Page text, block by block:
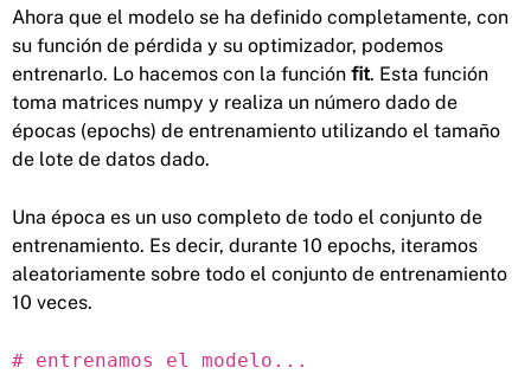
Ahora que el modelo se ha definido completamente, con
su función de pérdida y su optimizador, podemos
entrenarlo. Lo hacemos con la función fit. Esta función
toma matrices numpy y realiza un número dado de
épocas (epochs) de entrenamiento utilizando el tamaño
de lote de datos dado.
Una época es un uso completo de todo el conjunto de
entrenamiento. Es decir, durante 10 epochs, iteramos
aleatoriamente sobre todo el conjunto de entrenamiento
10 veces.
# entrenamos el modelo...